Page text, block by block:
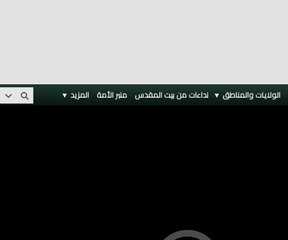
الولايات والمناطق ▼ نداءات من بيت المقدس منبر الأمة المزيد ▼